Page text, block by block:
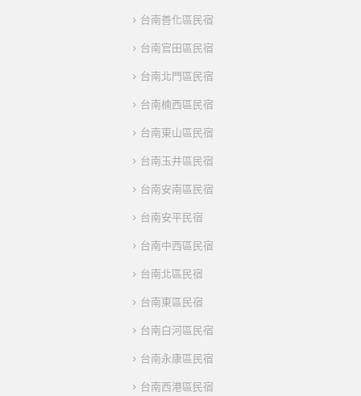
台南善化區民宿
台南官田區民宿
台南北門區民宿
台南楠西區民宿
台南東山區民宿
台南玉井區民宿
台南安南區民宿
台南安平民宿
台南中西區民宿
台南北區民宿
台南東區民宿
台南白河區民宿
台南永康區民宿
台南西港區民宿